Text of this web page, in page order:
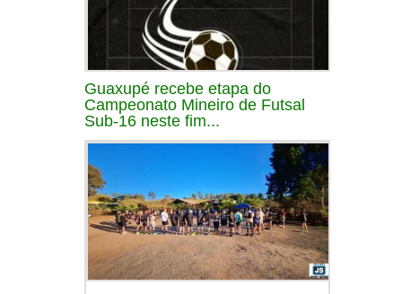
Guaxupé recebe etapa do
Campeonato Mineiro de Futsal
Sub-16 neste fim...